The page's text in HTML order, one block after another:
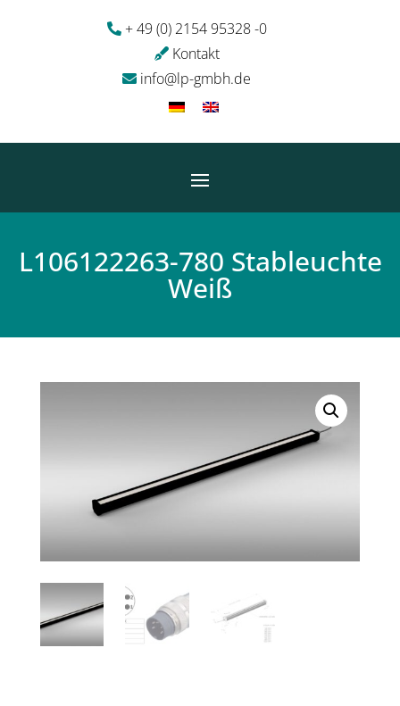
+ 49 (0) 2154 95328 -0
Kontakt
info@lp-gmbh.de
L106122263-780 Stableuchte
Weiß